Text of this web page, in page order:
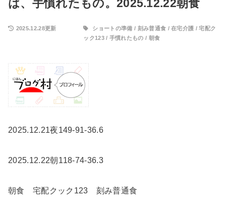
は、手慣れたもの。2025.12.22朝食
2025.12.28更新 ショートの準備 / 刻み普通食 /在宅介護 /宅配ク
ック123/ 手慣れたもの / 朝食
2025.12.21夜149-91-36.6
2025.12.22朝118-74-36.3
朝食 宅配クック123 刻み普通食